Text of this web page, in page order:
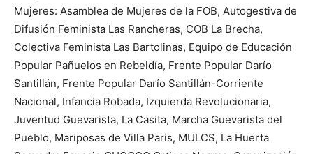
Mujeres: Asamblea de Mujeres de la FOB, Autogestiva de
Difusión Feminista Las Rancheras, COB La Brecha,
Colectiva Feminista Las Bartolinas, Equipo de Educación
Popular Pañuelos en Rebeldía, Frente Popular Darío
Santillán, Frente Popular Darío Santillán-Corriente
Nacional, Infancia Robada, Izquierda Revolucionaria,
Juventud Guevarista, La Casita, Marcha Guevarista del
Pueblo, Mariposas de Villa Paris, MULCS, La Huerta